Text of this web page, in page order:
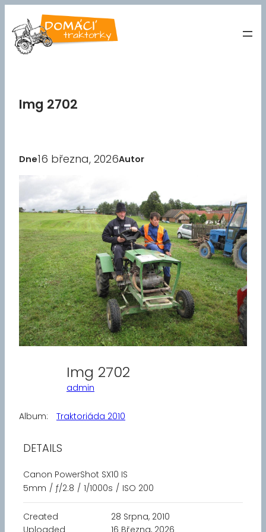
na
obsah
Img 2702
Dne16 března, 2026Autor
Img 2702
admin
Album: Traktoriáda 2010
DETAILS
Canon PowerShot SX10 IS
5mm / ƒ/2.8 / 1/1000s / ISO 200
Created
28 Srpna, 2010
Uploaded
16 Března, 2026